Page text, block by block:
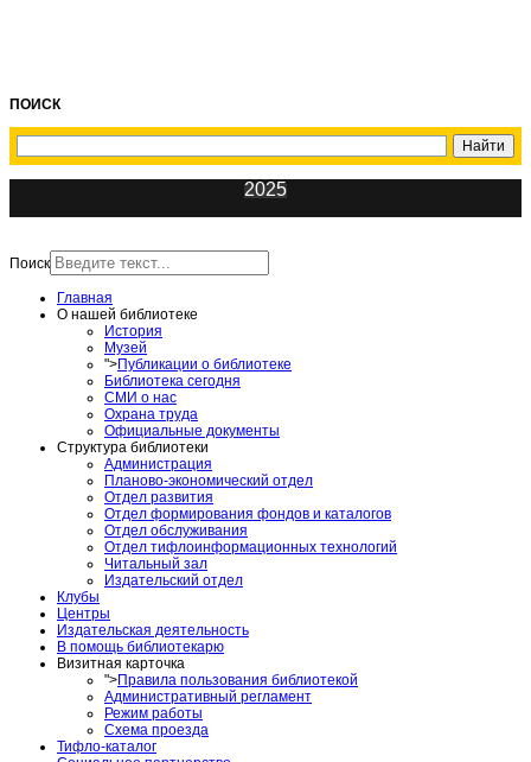
ПОИСК
2025
Поиск
Главная
О нашей библиотеке
История
Музей
">Публикации о библиотеке
Библиотека сегодня
СМИ о нас
Охрана труда
Официальные документы
Структура библиотеки
Администрация
Планово-экономический отдел
Отдел развития
Отдел формирования фондов и каталогов
Отдел обслуживания
Отдел тифлоинформационных технологий
Читальный зал
Издательский отдел
Клубы
Центры
Издательская деятельность
В помощь библиотекарю
Визитная карточка
">Правила пользования библиотекой
Административный регламент
Режим работы
Схема проезда
Тифло-каталог